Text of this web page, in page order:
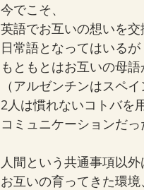
今でこそ、
英語でお互いの想いを交
日常語となってはいるが
もともとはお互いの母
（アルゼンチンはスペイ
2人は慣れないコトバを
コミュニケーションだっ
人間という共通事項以外
お互いの育ってきた環境、